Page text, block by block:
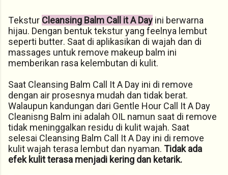
Tekstur Cleansing Balm Call it A Day ini berwarna
hijau. Dengan bentuk tekstur yang feelnya lembut
seperti butter. Saat di aplikasikan di wajah dan di
massages untuk remove makeup balm ini
memberikan rasa kelembutan di kulit.
Saat Cleansing Balm Call It A Day ini di remove
dengan air prosesnya mudah dan tidak berat.
Walaupun kandungan dari Gentle Hour Call It A Day
Cleanisng Balm ini adalah OIL namun saat di remove
tidak meninggalkan residu di kulit wajah. Saat
selesai Cleansing Balm Call It A Day ini di remove
kulit wajah terasa lembut dan nyaman. Tidak ada
efek kulit terasa menjadi kering dan ketarik.